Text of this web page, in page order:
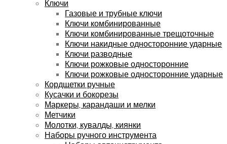
Ключи
Газовые и трубные ключи
Ключи комбинированные
Ключи комбинированные трещоточные
Ключи накидные односторонние ударные
Ключи разводные
Ключи рожковые односторонние
Ключи рожковые односторонние ударные
Кордщетки ручные
Кусачки и бокорезы
Маркеры, карандаши и мелки
Метчики
Молотки, кувалды, киянки
Наборы ручного инструмента